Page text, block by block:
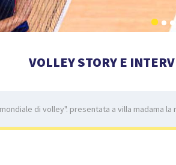
VOLLEY STORY E
di volley". presentata a villa madama la